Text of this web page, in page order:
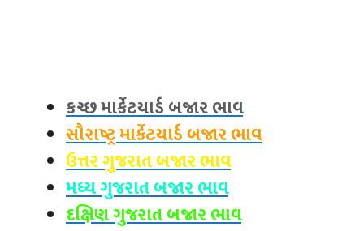
કચ્છ માર્કેટયાર્ડ બજાર ભાવ
સૌરાષ્ટ્ર માર્કેટયાર્ડ બજાર ભાવ
ઉત્તર ગુજરાત બજાર ભાવ
મધ્ય ગુજરાત બજાર ભાવ
દક્ષિણ ગુજરાત બજાર ભાવ